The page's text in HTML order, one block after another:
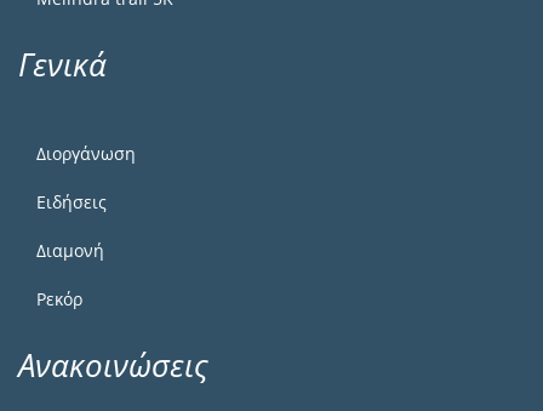
Γενικά
Διοργάνωση
Ειδήσεις
Διαμονή
Ρεκόρ
Ανακοινώσεις